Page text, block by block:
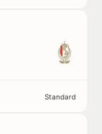
Standard